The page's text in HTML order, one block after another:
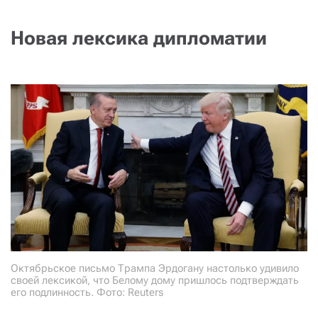
Новая лексика дипломатии
Октябрьское письмо Трампа Эрдогану настолько удивило
своей лексикой, что Белому дому пришлось подтверждать
его подлинность. Фото: Reuters